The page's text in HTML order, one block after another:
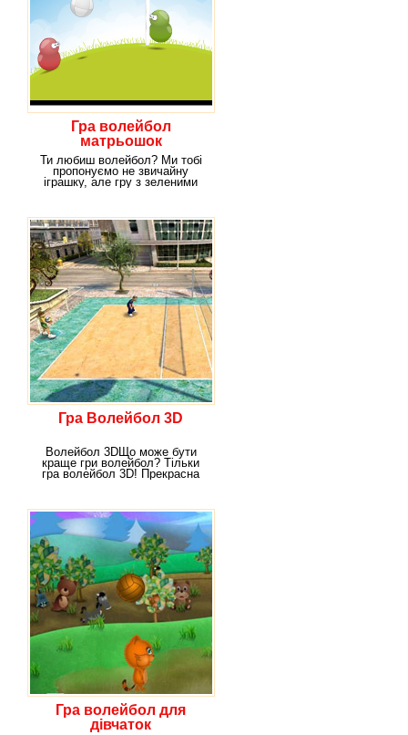
Гра волейбол
матрьошок
Ти любиш волейбол? Ми тобі
пропонуємо не звичайну
іграшку, але гру з зеленими
Гра Волейбол 3D
Волейбол 3DЩо може бути
краще гри волейбол? Тільки
гра волейбол 3D! Прекрасна
Гра волейбол для
дівчаток